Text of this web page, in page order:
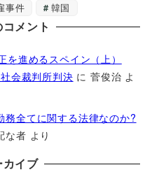
事件 韓国
メント
進めるスペイン（上）
会裁判所判決 に菅俊治 よ
全てに関する法律なのか?
な者 より
カイブ